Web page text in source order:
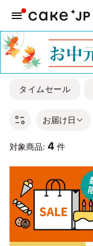
タイムセール
お届け日
対象商品: 4 件